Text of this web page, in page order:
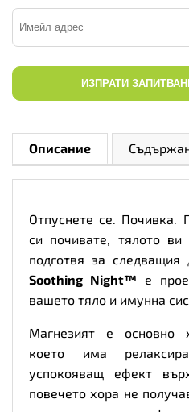
ИЗПРАТИ
Описание
Отпуснете се. Почивка.
си почивате, тялото
подготвя за следващия
Soothing Night™ е
вашето тяло и имунна
Магнезият е основно
което има
успокояващ ефект
повечето хора не